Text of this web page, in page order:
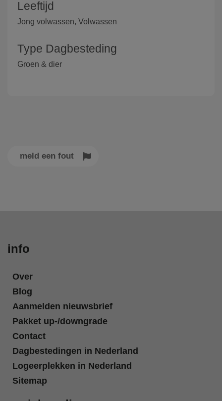
Leeftijd
Jong volwassen, Volwassen
Type Dagbesteding
Groen & dier
meld een fout
info
Over
Blog
Aanmelden nieuwsbrief
Pakket up-/downgrade
Contact
Dagbestedingen in Nederland
Logeerplekken in Nederland
Sitemap